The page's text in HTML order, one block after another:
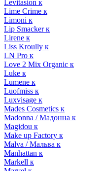
Levitasion к
Lime Crime к
Limoni к
Lip Smacker к
Lirene к
Liss Kroully к
LN Pro к
Love 2 Mix Organic к
Luke к
Lumene к
Luofmiss к
Luxvisage к
Mades Cosmetics к
Madonna / Мадонна к
Magidou к
Make up Factory к
Malva / Мальва к
Manhattan к
Markell к